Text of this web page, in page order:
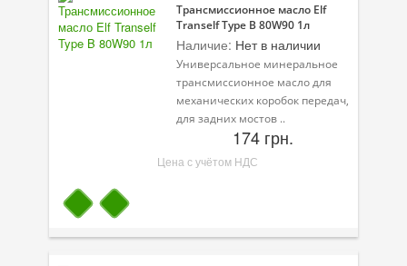
Трансмиссионное масло Elf
Tranself Type B 80W90 1л
Наличие: Нет в наличии
Универсальное минеральное
трансмиссионное масло для
механических коробок передач,
для задних мостов ..
174 грн.
Цена с учётом НДС